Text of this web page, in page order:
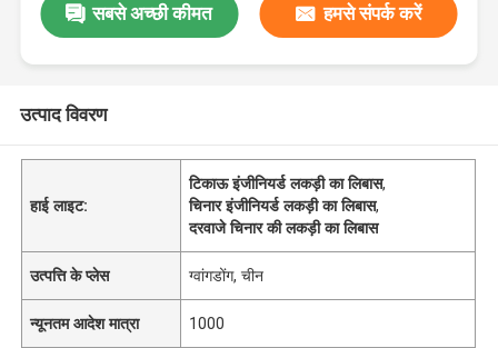
सबसे अच्छी कीमत हमसे संपर्क करें
उत्पाद विवरण
हाई लाइट:
टिकाऊ इंजीनियर्ड लकड़ी का लिबास,
चिनार इंजीनियर्ड लकड़ी का लिबास,
दरवाजे चिनार की लकड़ी का लिबास
उत्पत्ति के प्लेस ग्वांगडोंग, चीन
न्यूनतम आदेश मात्रा 1000